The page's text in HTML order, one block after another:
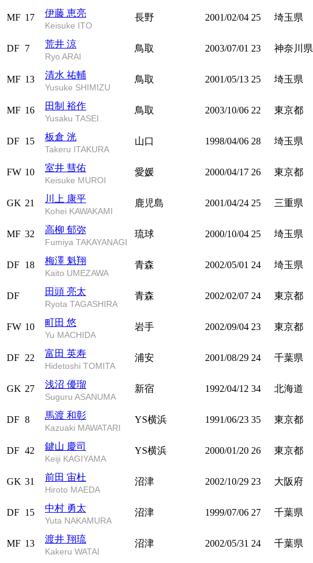
MF 17 伊藤 恵亮
Keisuke ITO
長野 2001/02/04 25 埼玉県
DF 7 荒井 涼
Ryo ARAI
鳥取 2003/07/01 23 神奈川県
MF 13 清水 祐輔
Yusuke SHIMIZU
鳥取 2001/05/13 25 埼玉県
MF 16 田制 裕作
Yusaku TASEI
鳥取 2003/10/06 22 東京都
DF 15 板倉 洸
Takeru ITAKURA
山口 1998/04/06 28 埼玉県
FW 10 室井 彗佑
Keisuke MUROI
愛媛 2000/04/17 26 東京都
GK 21 川上 康平
Kohei KAWAKAMI
鹿児島 2001/04/24 25 三重県
MF 32 高柳 郁弥
Fumiya TAKAYANAGI
琉球 2000/10/04 25 埼玉県
DF 18 梅澤 魁翔
Kaito UMEZAWA
青森 2002/05/01 24 埼玉県
DF 田頭 亮太
Ryota TAGASHIRA
青森 2002/02/07 24 東京都
FW 10 町田 悠
Yu MACHIDA
岩手 2002/09/04 23 東京都
DF 22 富田 英寿
Hidetoshi TOMITA
浦安 2001/08/29 24 千葉県
GK 27 浅沼 優瑠
Suguru ASANUMA
新宿 1992/04/12 34 北海道
DF 8 馬渡 和彰
Kazuaki MAWATARI
YS横浜 1991/06/23 35 東京都
DF 42 鍵山 慶司
Keiji KAGIYAMA
YS横浜 2000/01/20 26 東京都
GK 31 前田 宙杜
Hiroto MAEDA
沼津 2002/10/29 23 大阪府
DF 15 中村 勇太
Yuta NAKAMURA
沼津 1999/07/06 27 千葉県
MF 13 渡井 翔琉
Kakeru WATAI
沼津 2002/05/31 24 千葉県